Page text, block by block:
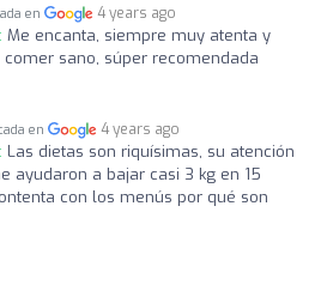
en 4 years ago
Me encanta, siempre muy atenta y
sano, súper recomendada
en 4 years ago
Las dietas son riquísimas, su atención
ayudaron a bajar casi 3 kg en 15
con los menús por qué son